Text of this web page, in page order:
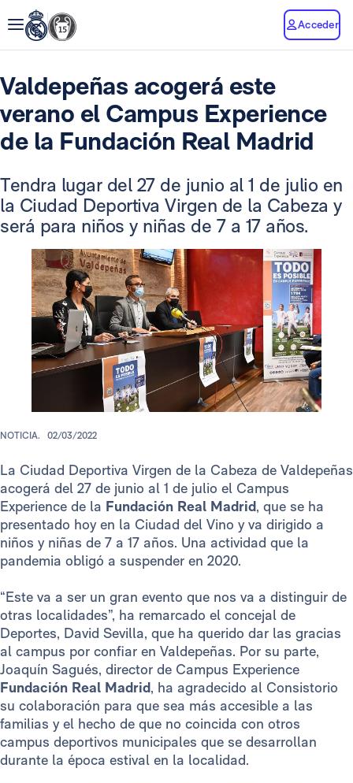
Acceder
Valdepeñas acogerá este
verano el Campus Experience
de la Fundación Real Madrid
Tendra lugar del 27 de junio al 1 de julio en
la Ciudad Deportiva Virgen de la Cabeza y
será para niños y niñas de 7 a 17 años.
NOTICIA. 02/03/2022
La Ciudad Deportiva Virgen de la Cabeza de Valdepeñas
acogerá del 27 de junio al 1 de julio el Campus
Experience de la Fundación Real Madrid, que se ha
presentado hoy en la Ciudad del Vino y va dirigido a
niños y niñas de 7 a 17 años. Una actividad que la
pandemia obligó a suspender en 2020.
“Este va a ser un gran evento que nos va a distinguir de
otras localidades”, ha remarcado el concejal de
Deportes, David Sevilla, que ha querido dar las gracias
al campus por confiar en Valdepeñas. Por su parte,
Joaquín Sagués, director de Campus Experience
Fundación Real Madrid, ha agradecido al Consistorio
su colaboración para que sea más accesible a las
familias y el hecho de que no coincida con otros
campus deportivos municipales que se desarrollan
durante la época estival en la localidad.